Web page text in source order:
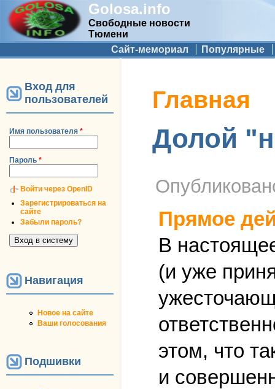
Golosa.info
Свободные новости
Тюмени
Дополнительное меню
Сайт-мемориал Популярные
Вход для
пользователей
Имя пользователя *
Пароль *
Войти через OpenID
Зарегистрироваться на
сайте
Забыли пароль?
Навигация
Новое на сайте
Ваши голосования
Подшивки
Вы здесь
Главная
Долой
Прямое
В
(и уже
этом, что
и